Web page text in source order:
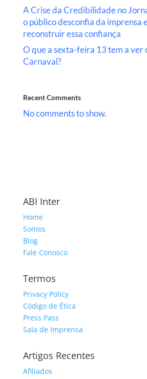
A Crise da Credibilidade no
o público desconfia da imprensa
reconstruir essa confiança
O que a sexta-feira 13 tem a ver
Carnaval?
Recent Comments
No comments to show.
ABI Inter
Home
Somos
Blog
Fale Conosco
Termos
Privacy Policy
Código de Ética
Press Pass
Sala de Imprensa
Artigos Recentes
Afiliados